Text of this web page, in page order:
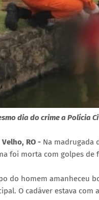
dia do crime a Polícia
RO - Na madrugada
foi morta com golpes de
do homem amanheceu
O cadáver estava com